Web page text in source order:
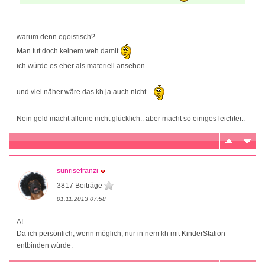
warum denn egoistisch?
Man tut doch keinem weh damit
ich würde es eher als materiell ansehen.
und viel näher wäre das kh ja auch nicht...
Nein geld macht alleine nicht glücklich.. aber macht so einiges leichter..
sunrisefranzi
3817 Beiträge
01.11.2013 07:58
A!
Da ich persönlich, wenn möglich, nur in nem kh mit KinderStation
entbinden würde.